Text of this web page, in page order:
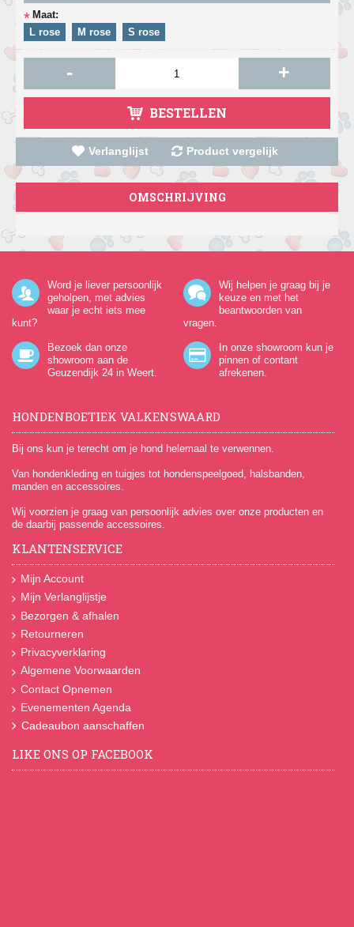
* Maat:
L rose
M rose S rose
- +
BESTELLEN
Verlanglijst Product vergelijk
OMSCHRIJVING
Word je liever persoonlijk
geholpen, met advies
waar je echt iets mee
kunt?
Wij helpen je graag bij je
keuze en met het
beantwoorden van
vragen.
Bezoek dan onze
showroom aan de
Geuzendijk 24 in Weert.
In onze showroom kun je
pinnen of contant
afrekenen.
HONDENBOETIEK VALKENSWAARD
Bij ons kun je terecht om je hond helemaal te verwennen.
Van hondenkleding en tuigjes tot hondenspeelgoed, halsbanden,
manden en accessoires.
Wij voorzien je graag van persoonlijk advies over onze producten en
de daarbij passende accessoires.
KLANTENSERVICE
Mijn Account
Mijn Verlanglijstje
Bezorgen & afhalen
Retourneren
Privacyverklaring
Algemene Voorwaarden
Contact Opnemen
Evenementen Agenda
Cadeaubon aanschaffen
LIKE ONS OP FACEBOOK